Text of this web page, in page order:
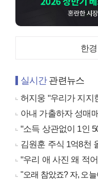
한
실시간관련뉴스
허지웅 "우리가 지지한
아내 가출하자 성매
"소득 상관없이 1인
김원훈 주식 1억8천
"우리 애 사진 왜 적
"오래 참았죠? 자, 오